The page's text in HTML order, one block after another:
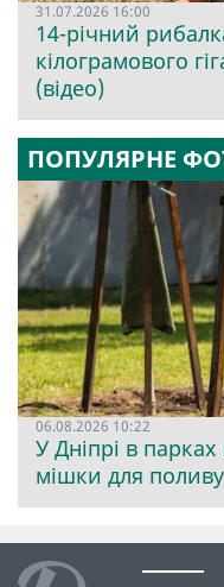
31.07.2026 16:00
14-річний
кілограмового
(відео)
ПОПУЛЯРНЕ
06.08.2026 10:22
У Дніпрі в
мішки для